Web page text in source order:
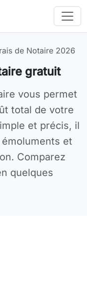
de Notaire 2026
gratuit
2026 gratuitement
vous permet
total de votre
et précis, il
et
Comparez
quelques